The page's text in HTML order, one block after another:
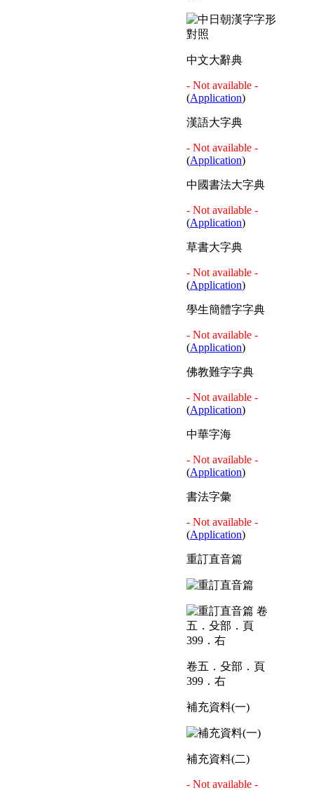
中文大辭典
- Not available -
(Application)
漢語大字典
- Not available -
(Application)
中國書法大字典
- Not available -
(Application)
草書大字典
- Not available -
(Application)
學生簡體字字典
- Not available -
(Application)
佛教難字字典
- Not available -
(Application)
中華字海
- Not available -
(Application)
書法字彙
- Not available -
(Application)
重訂直音篇
卷五．殳部．頁
399．右
補充資料(一)
補充資料(二)
- Not available -